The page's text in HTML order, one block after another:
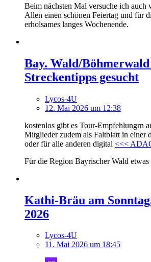
Beim nächsten Mal versuche ich auch
Allen einen schönen Feiertag und für
erholsames langes Wochenende.
Bay. Wald/
Streckentipps gesucht
Lycos-4U
12. Mai 2026 um 12:38
kostenlos gibt es Tour-Empfehlungrn
Mitglieder zudem als Faltblatt in einer
oder für alle anderen digital <<<
Für die Region Bayrischer Wald etwas
Kathi-Bräu am
2026
Lycos-4U
11. Mai 2026 um 18:45